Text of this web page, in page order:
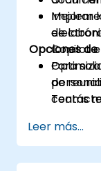
Mejorar
Copilot
de
Teams
de
Opciones
Para
Leer más...